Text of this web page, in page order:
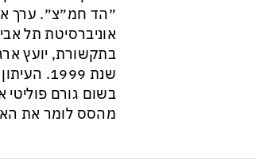
״הד חמ״צ״. ערך
אוניברסיטת תל
בתקשורת, יועץ
שנת
בשום גורם פוליטי
מהסס לומר את